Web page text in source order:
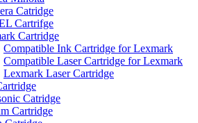
Catridge
Cartrifge
Cartridge
Compatible Ink Cartridge for Lexmark
Compatible Laser Cartridge for Lexmark
Lexmark Laser Cartridge
Catridge
Cartridge